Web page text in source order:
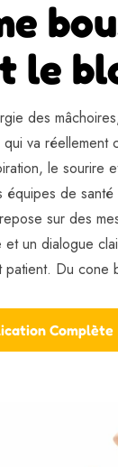
le
des
va réellement
le sourire
équipes de santé
sur des
et un dialogue
patient. Du cone
Complète